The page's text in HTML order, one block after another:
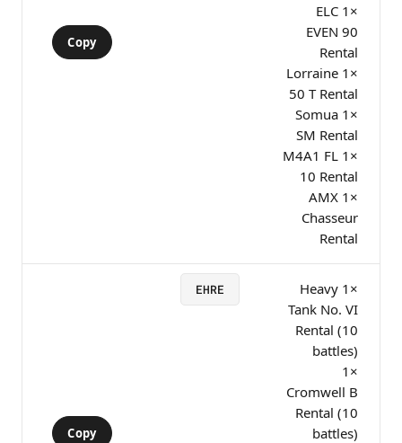
×1 ELC
EVEN 90
Rental
×1 Lorraine
50 T Rental
×1 Somua
SM Rental
×1 M4A1 FL
10 Rental
×1 AMX
Chasseur
Rental
Copy
×1 Heavy
Tank No. VI
Rental (10
battles)
×1
Cromwell B
Rental (10
battles)
EHRE
Copy